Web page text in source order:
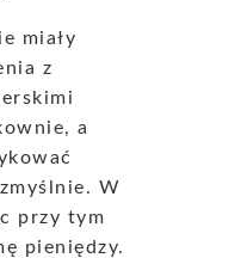
miały
z
a
W
przy tym
pieniędzy.